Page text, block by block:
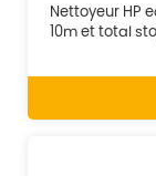
Nettoyeur HP
10m et total